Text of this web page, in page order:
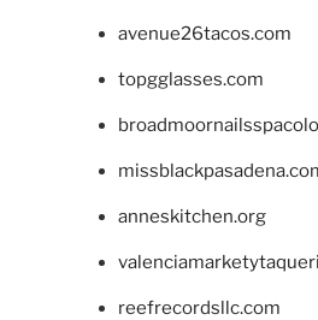
avenue26tacos.com
topgglasses.com
anneskitchen.org
reefrecordsllc.com